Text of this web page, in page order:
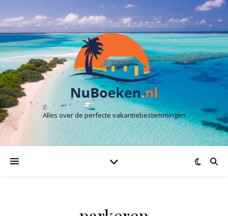
Alles over de perfecte vakantiebestemmingen